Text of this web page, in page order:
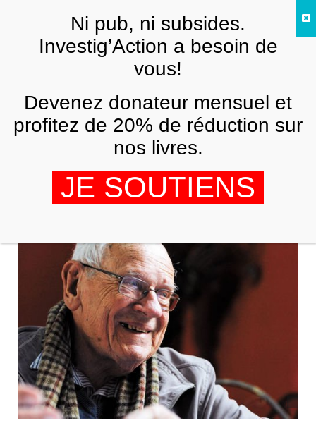
Le Venezuela d’aujourd’hui et de
demain
COLLECTIF CONTRE LES VIOLENCES ET DISCRIMINATIONS
6 JUIN 2017
FRNi pub, ni subsides.
Investig’Action a besoin de
vous!
Devenez donateur mensuel et
profitez de 20% de réduction sur
nos livres.
JE SOUTIENS